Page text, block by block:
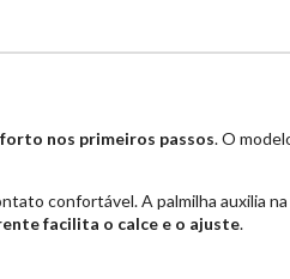
nos primeiros passos. O
confortável. A palmilha auxilia
facilita o calce e o ajuste.